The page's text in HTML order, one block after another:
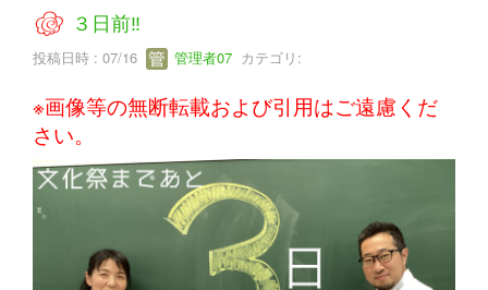
３日前‼
投稿日時 : 07/16 管理者07 カテゴリ:
※画像等の無断転載および引用はご遠慮くだ
さい。